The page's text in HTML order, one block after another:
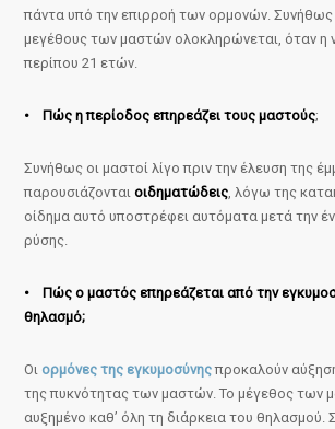
πάντα υπό την επιρροή των ορμονών. Συνήθως
μεγέθους των μαστών ολοκληρώνεται, όταν η
περίπου 21 ετών.
• Πώς η περίοδος επηρεάζει τους μαστούς;
Συνήθως οι μαστοί λίγο πριν την έλευση της
παρουσιάζονταιοιδηματώδεις , λόγω της
οίδημα αυτό υποστρέφει αυτόματα μετά την
ρύσης.
• Πώς ο μαστός επηρεάζεται από την
θηλασμό;
Οι ορμόνες της εγκυμοσύνηςπροκαλούν
της πυκνότητας των μαστών. Το μέγεθος των
αυξημένο καθ’ όλη τη διάρκεια του θηλασμού.